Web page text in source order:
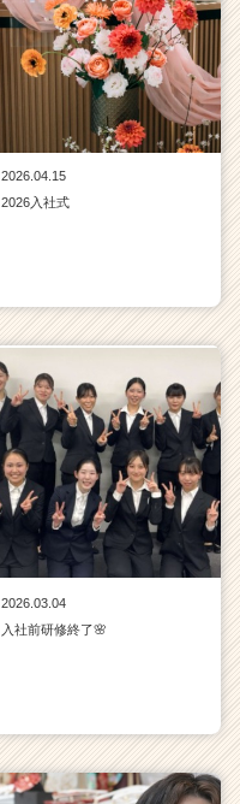
2026.04.15
2026入社式
2026.03.04
入社前研修終了🌸